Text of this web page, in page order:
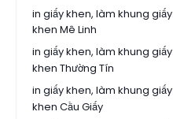
in giấy khen, làm khung giấy
khen Mê Linh
in giấy khen, làm khung giấy
khen Thường Tín
in giấy khen, làm khung giấy
khen Cầu Giấy